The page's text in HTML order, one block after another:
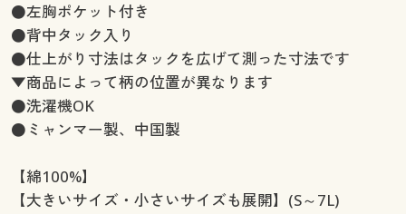
●左胸ポケット付き
●背中タック入り
●仕上がり寸法はタックを広げて測った寸法です
▼商品によって柄の位置が異なります
●洗濯機OK
●ミャンマー製、中国製
【綿100%】
【大きいサイズ・小さいサイズも展開】(S～7L)